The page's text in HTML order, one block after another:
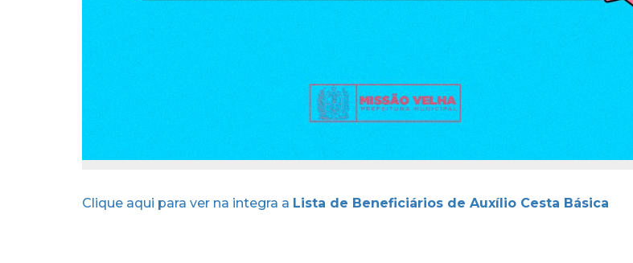
Clique aqui para ver na integra a Lista de Beneficiários de Auxílio Cesta Básica